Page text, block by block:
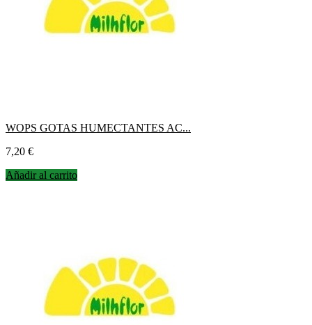
WOPS GOTAS HUMECTANTES AC...
Precio
7,20 €
Añadir al carrito